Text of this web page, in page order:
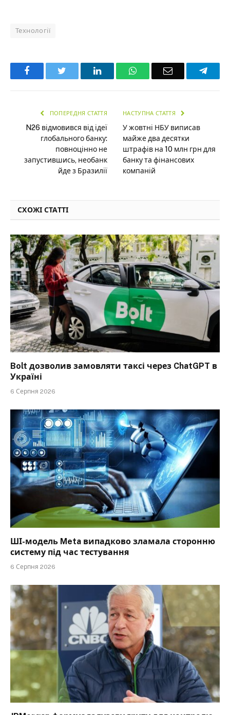
Технології
Facebook LinkedInWhatsAppEmail
ПОПЕРЕДНЯ СТАТТЯ
N26 відмовився від ідеї
глобального банку:
повноцінно не
запустившись, необанк
йде з Бразилії
НАСТУПНА СТАТТЯ
У жовтні НБУ виписав
майже два десятки
штрафів на 10 млн грн для
банку та фінансових
компаній
СХОЖІ СТАТТІ
Bolt дозволив замовляти таксі через ChatGPT в
Україні
6 Серпня 2026
ШІ-модель Meta випадково зламала сторонню
систему під час тестування
6 Серпня 2026